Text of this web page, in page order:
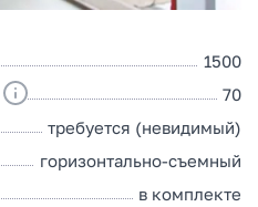
1500
70
требуется (невидимый)
горизонтально-съемный
в комплекте